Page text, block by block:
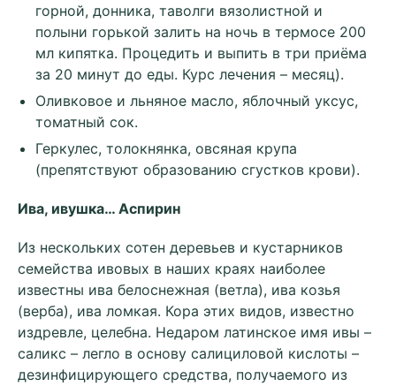
горной, донника, таволги вязолистной и
полыни горькой залить на ночь в термосе 200
мл кипятка. Процедить и выпить в три приёма
за 20 минут до еды. Курс лечения – месяц).
Оливковое и льняное масло, яблочный уксус,
томатный сок.
Геркулес, толокнянка, овсяная крупа
(препятствуют образованию сгустков крови).
Ива, ивушка… Аспирин
Из нескольких сотен деревьев и кустарников
семейства ивовых в наших краях наиболее
известны ива белоснежная (ветла), ива козья
(верба), ива ломкая. Кора этих видов, известно
издревле, целебна. Недаром латинское имя ивы –
саликс – легло в основу салициловой кислоты –
дезинфицирующего средства, получаемого из